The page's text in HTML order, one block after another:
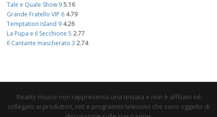
Tale e Quale Show 95.16
Grande Fratello VIP 6 4.79
Temptation Island 9 4.26
La Pupa e il Secchione 5 2.77
Il Cantante mascherato 3 2.74
Reality House non rappresenta una testata e non è affiliato né
collegato ai produttori, reti e programmi televisivi che sono oggetto di